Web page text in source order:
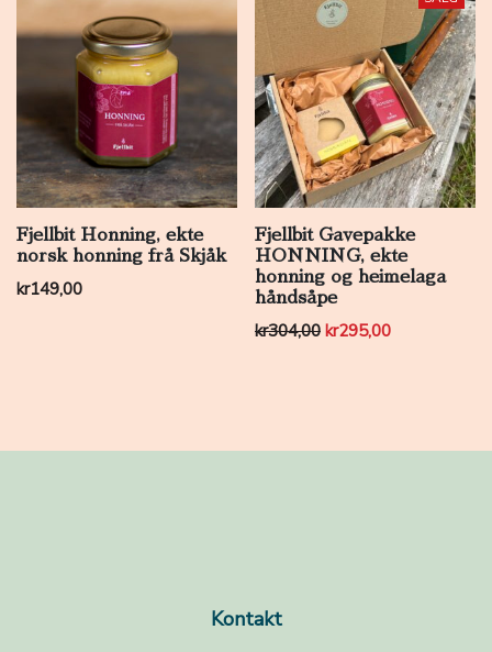
Fjellbit Honning, ekte
norsk honning frå Skjåk
kr149,00
Fjellbit Gavepakke
HONNING, ekte
honning og heimelaga
håndsåpe
kr304,00Opprinnelig pris var:
kr295,00Nåværende
Kontakt